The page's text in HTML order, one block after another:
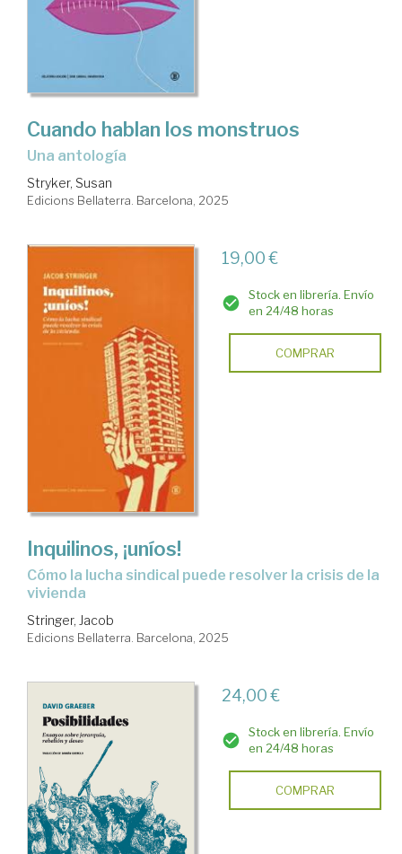
Cuando hablan los monstruos
Una antología
Stryker, Susan
Edicions Bellaterra. Barcelona, 2025
19,00 €
Stock en librería. Envío
en 24/48 horas
COMPRAR
Inquilinos, ¡uníos!
Cómo la lucha sindical puede resolver la crisis de la
vivienda
Stringer, Jacob
Edicions Bellaterra. Barcelona, 2025
24,00 €
Stock en librería. Envío
en 24/48 horas
COMPRAR